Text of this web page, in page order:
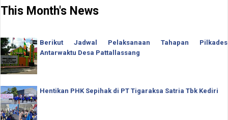
This Month's News
Berikut Jadwal Pelaksanaan Tahapan Pilkades
Antarwaktu Desa Pattallassang
Hentikan PHK Sepihak di PT Tigaraksa Satria Tbk Kediri